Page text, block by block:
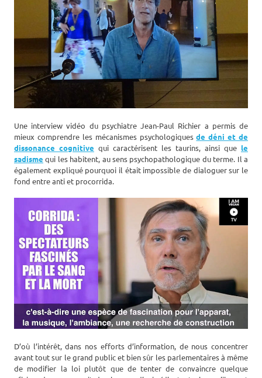
Une interview vidéo du psychiatre Jean-Paul Richier a permis de
mieux comprendre les mécanismes psychologiquesde déni et de
dissonance cognitive qui caractérisent les taurins, ainsi que le
sadisme qui les habitent, au sens psychopathologique du terme. Il a
également expliqué pourquoi il était impossible de dialoguer sur le
fond entre anti et procorrida.
D’où l’intérêt, dans nos efforts d’information, de nous concentrer
avant tout sur le grand public et bien sûr les parlementaires à même
de modifier la loi plutôt que de tenter de convaincre quelque